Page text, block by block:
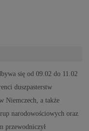
się od 09.02 do 11.02
duszpasterstw
Niemczech, a także
narodowościowych oraz
przewodniczył